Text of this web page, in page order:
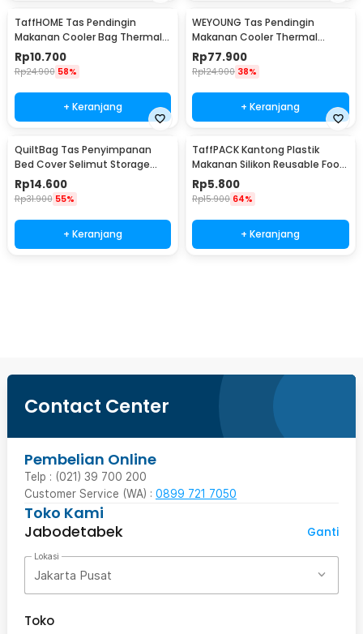
TaffHOME Tas Pendingin
Makanan Cooler Bag Thermal
Insulated Bag 21x14x17cm -
H24
Rp10.700
Rp24.900 58%
+ Keranjang
WEYOUNG Tas Pendingin
Makanan Cooler Thermal
Insulated Bag 18L - M40
Rp77.900
Rp124.900 38%
+ Keranjang
QuiltBag Tas Penyimpanan
Bed Cover Selimut Storage
Bag Organizer 1 PCS - MT6
Rp14.600
Rp31.900 55%
+ Keranjang
TaffPACK Kantong Plastik
Makanan Silikon Reusable Food
Bag Ziplock Size L - PK-15
Rp5.800
Rp15.900 64%
+ Keranjang
Contact Center
Pembelian Online
Telp : (021) 39 700 200
Customer Service (WA) : 0899 721 7050
Toko Kami
Jabodetabek
Ganti
Lokasi
Jakarta Pusat
Toko